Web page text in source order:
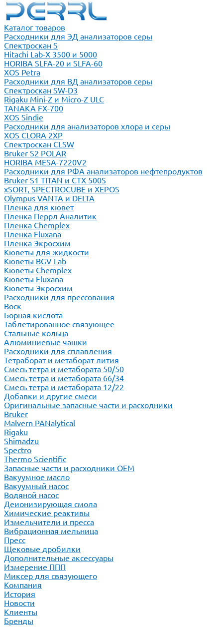
Каталог товаров
Расходники для ЭД анализаторов серы
Спектроскан S
Hitachi Lab-X 3500 и 5000
HORIBA SLFA-20 и SLFA-60
XOS Petra
Расходники для ВД анализаторов серы
Спектроскан SW-D3
Rigaku Mini-Z и Micro-Z ULC
TANAKA FX-700
XOS Sindie
Расходники для анализаторов хлора и серы
XOS CLORA 2XP
Спектроскан CLSW
Bruker S2 POLAR
HORIBA MESA-7220V2
Расходники для РФА анализаторов нефтепродуктов
Bruker S1 TITAN и CTX 500S
xSORT, SPECTROCUBE и XEPOS
Olympus VANTA и DELTA
Пленка для кювет
Пленка Перрл Аналитик
Пленка Chemplex
Пленка Fluxana
Пленка Экросхим
Кюветы для жидкости
Кюветы BGV Lab
Кюветы Chemplex
Кюветы Fluxana
Кюветы Экросхим
Расходники для прессования
Воск
Борная кислота
Таблетированное связующее
Стальные кольца
Алюминиевые чашки
Расходники для сплавления
Тетраборат и метаборат лития
Смесь тетра и метабората 50/50
Смесь тетра и метабората 66/34
Смесь тетра и метабората 12/22
Добавки и другие смеси
Оригинальные запасные части и расходники
Bruker
Malvern PANalytical
Rigaku
Shimadzu
Spectro
Thermo Scientific
Запасные части и расходники ОЕМ
Вакуумное масло
Вакуумный насос
Водяной насос
Деионизирующая смола
Химические реактивы
Измельчители и пресса
Вибрационная мельница
Пресс
Щековые дробилки
Дополнительные аксессуары
Измерение ППП
Миксер для связующего
Компания
История
Новости
Клиенты
Бренды